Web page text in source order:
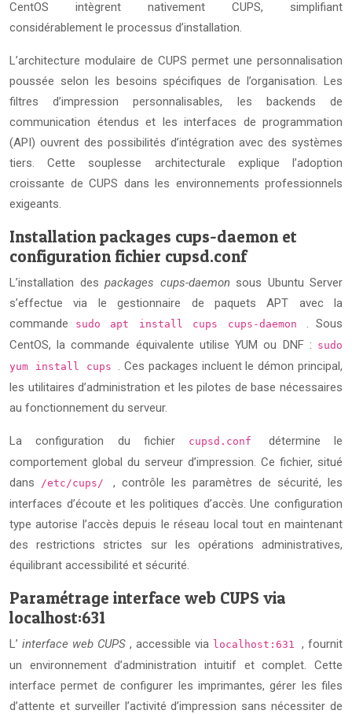
CentOS intègrent nativement CUPS, simplifiant
considérablement le processus d’installation.
L’architecture modulaire de CUPS permet une personnalisation
poussée selon les besoins spécifiques de l’organisation. Les
filtres d’impression personnalisables, les backends de
communication étendus et les interfaces de programmation
(API) ouvrent des possibilités d’intégration avec des systèmes
tiers. Cette souplesse architecturale explique l’adoption
croissante de CUPS dans les environnements professionnels
exigeants.
Installation packages cups-daemon et
configuration fichier cupsd.conf
L’installation des packages cups-daemon sous Ubuntu Server
s’effectue via le gestionnaire de paquets APT avec la
commande
sudo apt install cups cups-daemon . Sous
CentOS, la commande équivalente utilise YUM ou DNF : sudo
yum install cups . Ces packages incluent le démon principal,
les utilitaires d’administration et les pilotes de base nécessaires
au fonctionnement du serveur.
La configuration du fichier cupsd.conf détermine le
comportement global du serveur d’impression. Ce fichier, situé
dans
/etc/cups/ , contrôle les paramètres de sécurité, les
interfaces d’écoute et les politiques d’accès. Une configuration
type autorise l’accès depuis le réseau local tout en maintenant
des restrictions strictes sur les opérations administratives,
équilibrant accessibilité et sécurité.
Paramétrage interface web CUPS via
localhost:631
L’ interface web CUPS , accessible via localhost:631 , fournit
un environnement d’administration intuitif et complet. Cette
interface permet de configurer les imprimantes, gérer les files
d’attente et surveiller l’activité d’impression sans nécessiter de